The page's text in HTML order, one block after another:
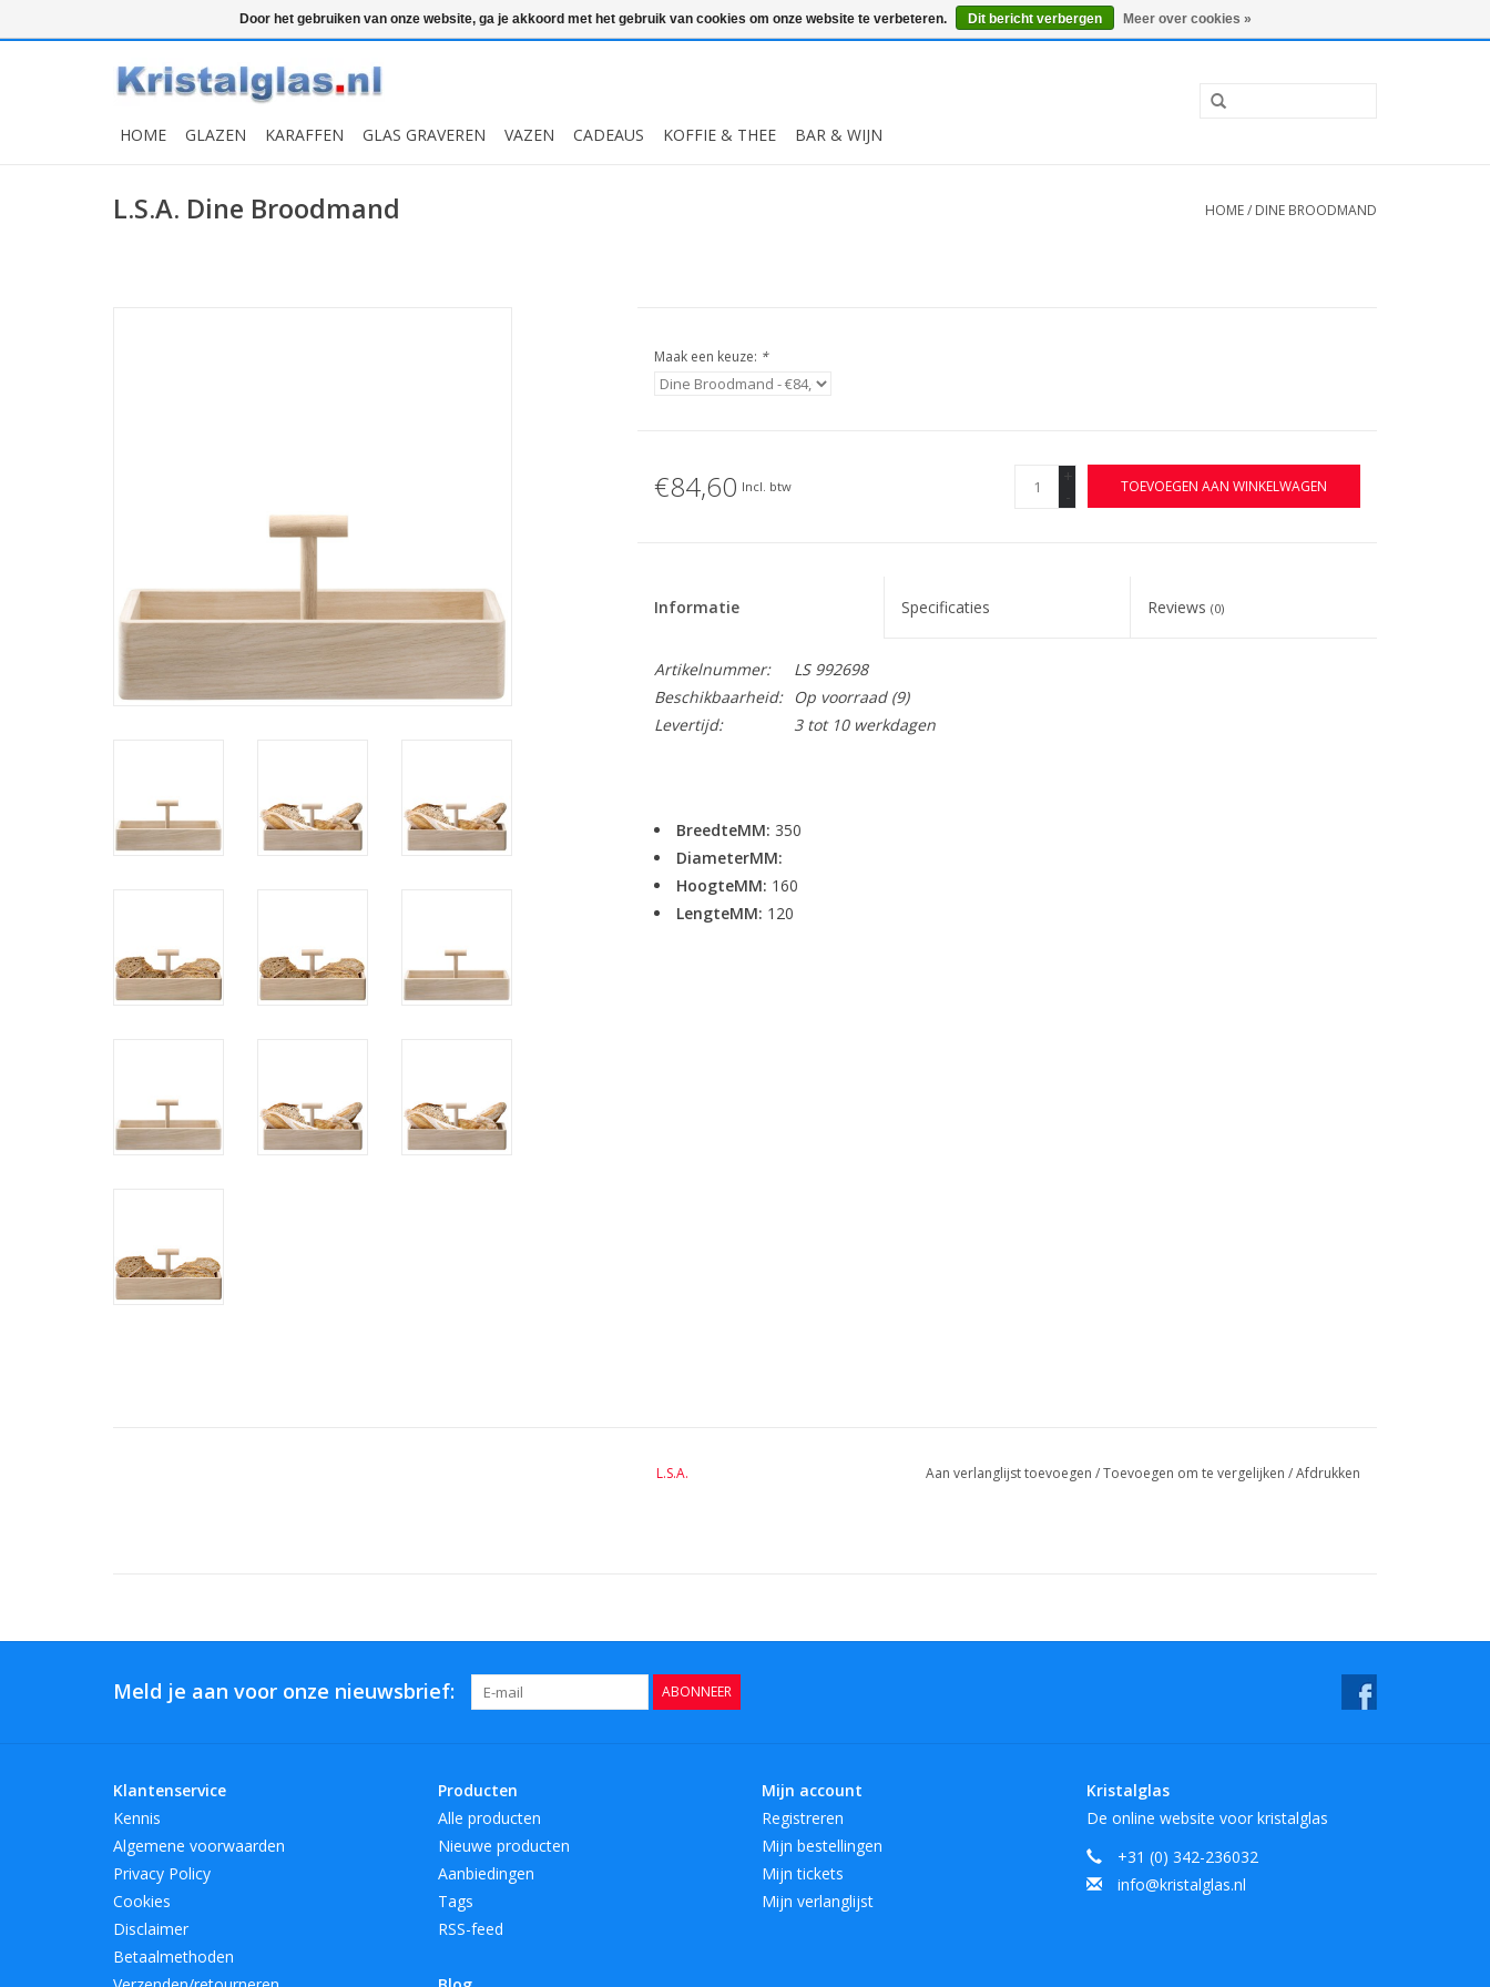
Snelle levering Graveren 0 Artikelen - €0,00 Mijn account / Registreren
HOME GLAZEN KARAFFEN GLAS GRAVEREN VAZEN CADEAUS KOFFIE & THEE BAR & WIJN
L.S.A. Dine Broodmand HOME/ DINE BROODMAND
Maak een keuze: *
€84,60 Incl. btw
+
-
TOEVOEGEN AAN WINKELWAGEN
Informatie Specificaties Reviews(0)
Artikelnummer:
LS 992698
Beschikbaarheid:
Op voorraad(9)
Levertijd:
3 tot 10 werkdagen
BreedteMM: 350
DiameterMM:
HoogteMM: 160
LengteMM: 120
L.S.A. Aan verlanglijst toevoegen /Toevoegen om te vergelijken /Afdrukken
Meld je aan voor onze nieuwsbrief: ABONNEER
Klantenservice
Kennis
Algemene voorwaarden
Privacy Policy
Cookies
Disclaimer
Betaalmethoden
Producten
Alle producten
Nieuwe producten
Aanbiedingen
Tags
RSS-feed
Mijn account
Registreren
Mijn bestellingen
Mijn tickets
Mijn verlanglijst
Kristalglas
De online website voor kristalglas
+31 (0) 342-236032
info@kristalglas.nl
Door het gebruiken van onze website, ga je akkoord met het gebruik van cookies om onze website te verbeteren. Dit bericht verbergen Meer over cookies »